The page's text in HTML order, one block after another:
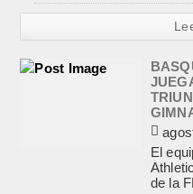
El
de la